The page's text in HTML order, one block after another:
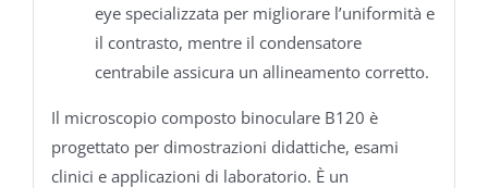
eye specializzata per migliorare l’uniformità e
il contrasto, mentre il condensatore
centrabile assicura un allineamento corretto.
Il microscopio composto binoculare B120 è
progettato per dimostrazioni didattiche, esami
clinici e applicazioni di laboratorio. È un